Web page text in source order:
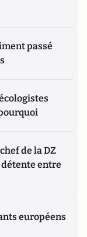
passé
de la DZ
détente entre
européens